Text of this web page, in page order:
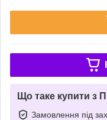
Що таке купити з
Замовлення під